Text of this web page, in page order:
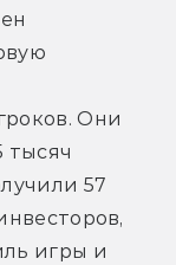
Они
тысяч
57
игры и